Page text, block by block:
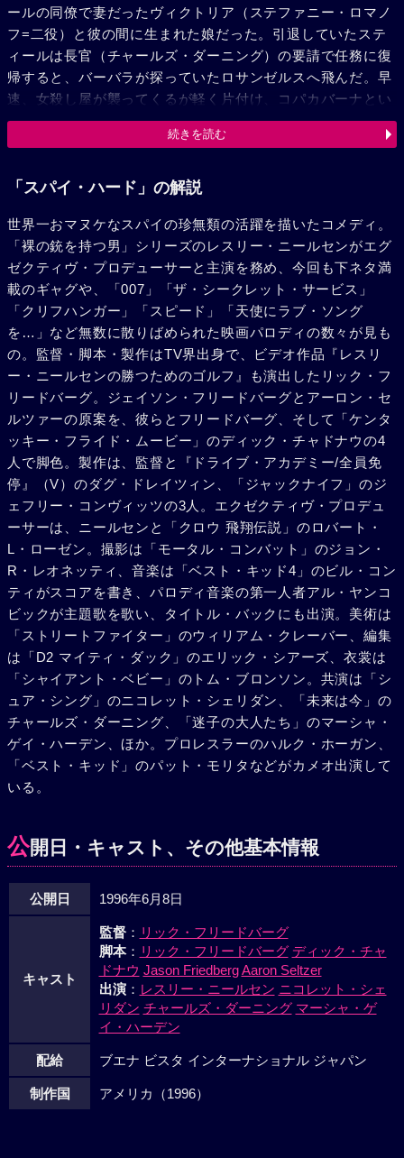
ールの同僚で妻だったヴィクトリア（ステファニー・ロマノ
フ=二役）と彼の間に生まれた娘だった。引退していたステ
ィールは長官（チャールズ・ダーニング）の要請で任務に復
帰すると、バーバラが探っていたロサンゼルスへ飛んだ。早
速、女殺し屋が襲ってくるが軽く片付け、コパカバーナとい
う店が怪しいと睨んだ彼は、現地の案内人カブール（ジョ
ン・エイルズ）の車で向かう。待ち受ける敵を倒したスティ
授の娘ヴェロニカ（ニコレット・シェリダン）と出会う。彼
ミサイルを発射するのに不可欠だった。再び襲撃してきた敵
にヴェロニカをさらわれたスティールは、残された彼女のペ
ンダントを元にあっさり教授を見つけると、少年エージェン
トのマクラッキー（メイソン・ギャンブル）の家に一時匿
い、ヴェロニカの救出に向かう。ランカー将軍の右腕スライ
ス（カルロス・ラウチュウ）を筆頭とする敵の攻撃をかわし
つつ、ある修道院が怪しいと睨んだ彼は、尼さんに変装して
内部に潜入、手術台に縛りつけられているヴェロニカを発見
し救出した。2人はその夜、ベッドイン。だが、その頃、情
報局ではスティールの報告が登頂されており、教授の隠れ家
が将軍に筒抜けになっていた。スティールとヴェロニカは、
さらわれた教授を追って、敵の本拠地キキリー島に向かう。
将軍は世界平和のためと称して、教授にチップをミサイルに
取り付けさせた。スティールたちも捕らえられるが、裏切り
者は何と長官秘書のミス・シーヴァスだった。ミサイル発射
の時が迫り、絶体絶命。だが、スティールはエージェント部
隊の協力を得て、逆転に成功。ランカー将軍はミサイルに縛
り付けられたまま発射され、世界の危機は回避された。
続きを読む
「スパイ・ハード」の解説
世界一おマヌケなスパイの珍無類の活躍を描いたコメディ。
「裸の銃を持つ男」シリーズのレスリー・ニールセンがエグ
ゼクティヴ・プロデューサーと主演を務め、今回も下ネタ満
載のギャグや、「007」「ザ・シークレット・サービス」
「クリフハンガー」「スピード」「天使にラブ・ソング
を…」など無数に散りばめられた映画パロディの数々が見も
の。監督・脚本・製作はTV界出身で、ビデオ作品『レスリ
ー・ニールセンの勝つためのゴルフ』も演出したリック・フ
リードバーグ。ジェイソン・フリードバーグとアーロン・セ
ルツァーの原案を、彼らとフリードバーグ、そして「ケンタ
ッキー・フライド・ムービー」のディック・チャドナウの4
人で脚色。製作は、監督と『ドライブ・アカデミー/全員免
停』（V）のダグ・ドレイツィン、「ジャックナイフ」のジ
ェフリー・コンヴィッツの3人。エクゼクティヴ・プロデュ
ーサーは、ニールセンと「クロウ 飛翔伝説」のロバート・
L・ローゼン。撮影は「モータル・コンバット」のジョン・
R・レオネッティ、音楽は「ベスト・キッド4」のビル・コン
ティがスコアを書き、パロディ音楽の第一人者アル・ヤンコ
ビックが主題歌を歌い、タイトル・バックにも出演。美術は
「ストリートファイター」のウィリアム・クレーバー、編集
は「D2 マイティ・ダック」のエリック・シアーズ、衣裳は
「シャイアント・ベビー」のトム・ブロンソン。共演は「シ
ュア・シング」のニコレット・シェリダン、「未来は今」の
チャールズ・ダーニング、「迷子の大人たち」のマーシャ・
ゲイ・ハーデン、ほか。プロレスラーのハルク・ホーガン、
「ベスト・キッド」のパット・モリタなどがカメオ出演して
いる。
公開日・キャスト、その他基本情報
公開日 1996年6月8日
キャスト
監督： リック・フリードバーグ
脚本： リック・フリードバーグ ディック・チャ
ドナウ Jason Friedberg Aaron Seltzer
出演： レスリー・ニールセン ニコレット・シェ
リダン チャールズ・ダーニング マーシャ・ゲ
イ・ハーデン
配給 ブエナ ビスタ インターナショナル ジャパン
制作国 アメリカ（1996）